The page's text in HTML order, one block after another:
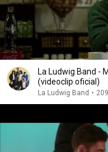
La Ludwig Band -
(videoclip oficial)
La Ludwig Band •